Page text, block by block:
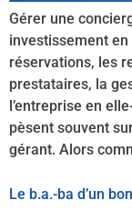
Gérer une
investissement
réservations, les
prestataires, la
l’entreprise en
pèsent souvent
gérant. Alors
Le b.a.-ba d’un